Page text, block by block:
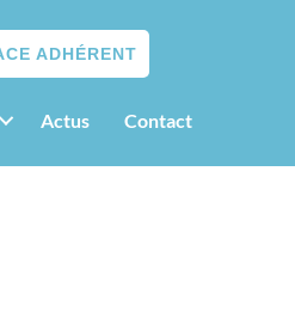
ADHÉRENT
Actus Contact